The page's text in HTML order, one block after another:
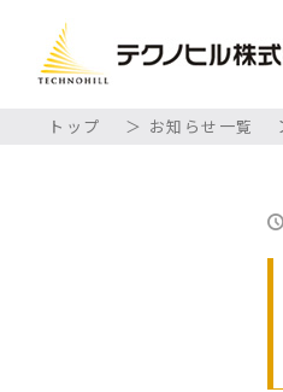
トップ お知らせ一覧